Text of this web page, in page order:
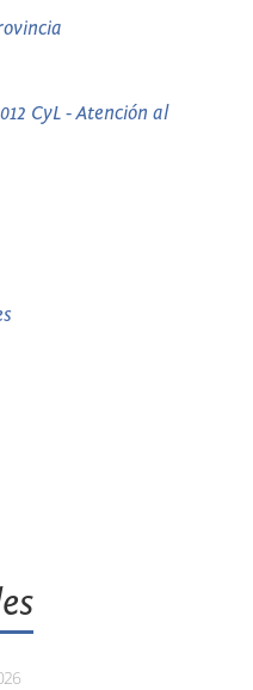
CyL - Atención al